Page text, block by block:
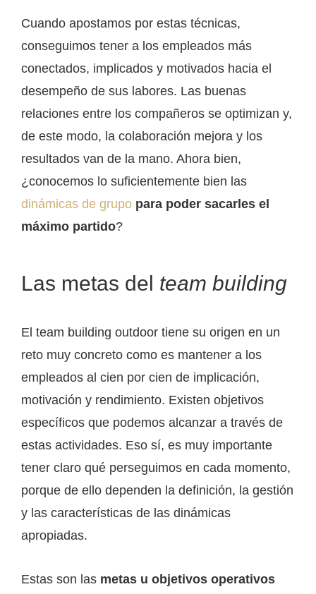
Cuando apostamos por estas técnicas,
conseguimos tener a los empleados más
conectados, implicados y motivados hacia el
desempeño de sus labores. Las buenas
relaciones entre los compañeros se optimizan y,
de este modo, la colaboración mejora y los
resultados van de la mano. Ahora bien,
¿conocemos lo suficientemente bien las
dinámicas de grupo para poder sacarles el
máximo partido?
Las metas del team building
El team building outdoor tiene su origen en un
reto muy concreto como es mantener a los
empleados al cien por cien de implicación,
motivación y rendimiento. Existen objetivos
específicos que podemos alcanzar a través de
estas actividades. Eso sí, es muy importante
tener claro qué perseguimos en cada momento,
porque de ello dependen la definición, la gestión
y las características de las dinámicas
apropiadas.
Estas son las metas u objetivos operativos